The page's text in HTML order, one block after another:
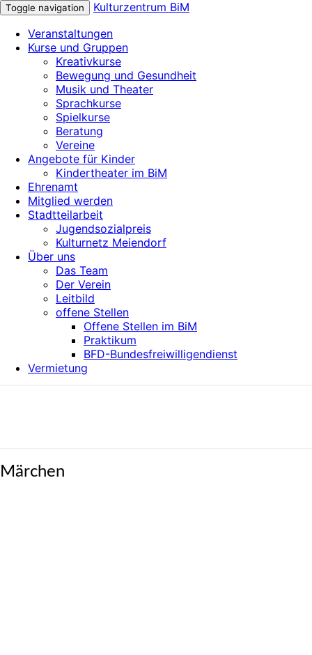
Toggle navigation
Kulturzentrum BiM
Veranstaltungen
Kurse und Gruppen
Kreativkurse
Bewegung und Gesundheit
Musik und Theater
Sprachkurse
Spielkurse
Beratung
Vereine
Angebote für Kinder
Kindertheater im BiM
Ehrenamt
Mitglied werden
Stadtteilarbeit
Jugendsozialpreis
Kulturnetz Meiendorf
Über uns
Das Team
Der Verein
Leitbild
offene Stellen
Offene Stellen im BiM
Praktikum
BFD-Bundesfreiwilligendienst
Vermietung
Märchen
Märchen